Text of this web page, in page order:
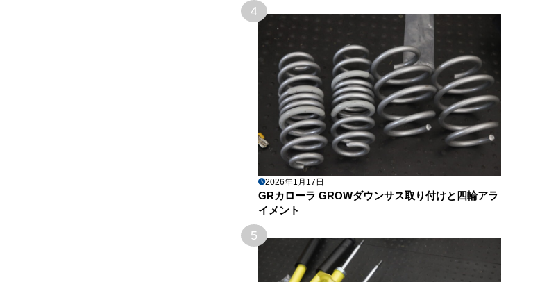
4
2026年1月17日
GRカローラ GROWダウンサス取り付けと四輪アラ
イメント
5